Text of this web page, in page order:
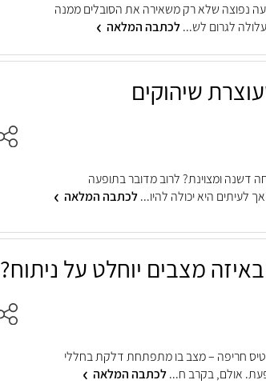
נפוצה שלא רק משאירה את הסובלים ממנה
לגרום לש...לכתבה המלאה
שיהוקים
דשנה ומצוינת? לרוב מדובר בתופעה
היא יכולה להיו...לכתבה המלאה
באיזה מצבים יוחלט על ניתוח?
חריפה – מצב בו מתפתחת דלקת בחללי
אולם, בקרב ח...לכתבה המלאה